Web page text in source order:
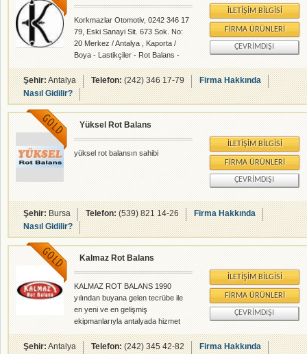
Korkmazlar Otomotiv, 0242 346 17
79, Eski Sanayi Sit. 673 Sok. No:
20 Merkez / Antalya , Kaporta /
Boya - Lastikçiler - Rot Balans -
rehberalem.com alanlarında faliyet
gösteren firmamızdır.
İLETIŞIM BILGISI
FIRMA ÜRÜNLERI
ÇEVRIMDIŞI
Şehir:Antalya Telefon:(242) 346 17-79
Firma Hakkında
Nasıl Gidilir?
Yüksel Rot Balans
yüksel rot balansın sahibi
İLETIŞIM BILGISI
FIRMA ÜRÜNLERI
ÇEVRIMDIŞI
Şehir:Bursa Telefon:(539) 821 14-26
Firma Hakkında
Nasıl Gidilir?
Kalmaz Rot Balans
KALMAZ ROT BALANS 1990
yılından buyana gelen tecrübe ile
en yeni ve en gelişmiş
ekipmanlarıyla antalyada hizmet
vermekteyiz.
İLETIŞIM BILGISI
FIRMA ÜRÜNLERI
ÇEVRIMDIŞI
Şehir:Antalya Telefon:(242) 345 42-82
Firma Hakkında